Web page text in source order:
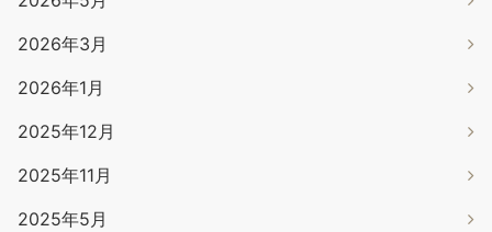
2026年3月
2026年1月
2025年12月
2025年11月
2025年5月